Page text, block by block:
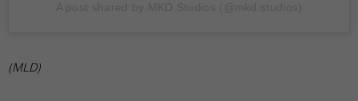
(MLD)